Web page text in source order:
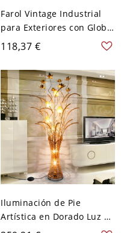
Farol Vintage Industrial
para Exteriores con Globo
de Vidrio Ámbar y Jaula
Resistente al Clima -
Dorado 27,94 cm 110 A
120 V
118,37 €
Iluminación de Pie
Artística en Dorado Luz de
Pie LED de Alambre de